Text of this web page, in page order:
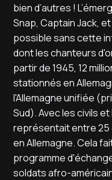
bien d’autres !
Snap, Captain Jack,
possible sans cette
dont les chanteurs
partir de 1945, 12
stationnés en
l'Allemagne unifiée
Sud). Avec les civils
représentait entre 25
en Allemagne. Cela
programme
soldats afro-